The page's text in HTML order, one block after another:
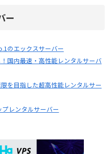
ー
のエックスサーバー
国内最速・高性能レンタルサーバ
を目指した超高性能レンタルサー
プレンタルサーバー